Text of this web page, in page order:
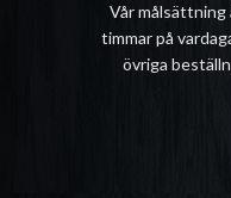
Vår
timmar på
övriga